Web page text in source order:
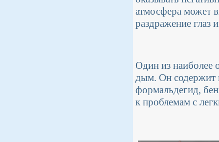
атмосфера может
раздражение глаз
Один из наиболее
дым. Он содержит
формальдегид,
к проблемам с